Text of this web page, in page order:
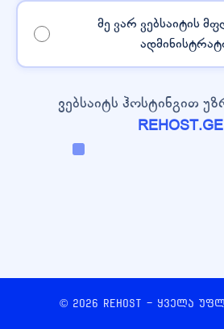
მე ვარ ვებსაიტის
ვებსაიტს ჰოსტინგით
REHOST.GE
© 2026 REHOST - ყველა